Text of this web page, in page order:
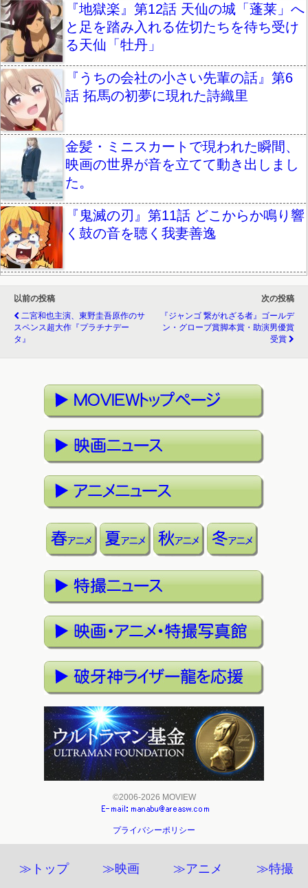
『地獄楽』第12話 天仙の城「蓬莱」へ
と足を踏み入れる佐切たちを待ち受け
る天仙「牡丹」
『うちの会社の小さい先輩の話』第6
話 拓馬の初夢に現れた詩織里
金髪・ミニスカートで現われた瞬間、
映画の世界が音を立てて動き出しまし
た。
『鬼滅の刃』第11話 どこからか鳴り響
く鼓の音を聴く我妻善逸
以前の投稿
二宮和也主演、東野圭吾原作のサ
スペンス超大作『プラチナデー
タ』
次の投稿
『ジャンゴ 繋がれざる者』ゴールデ
ン・グローブ賞脚本賞・助演男優賞
受賞
©2006-2026 MOVIEW
プライバシーポリシー
≫トップ ≫映画 ≫アニメ ≫特撮